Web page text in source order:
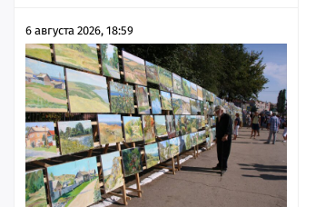
6 августа 2026, 18:59